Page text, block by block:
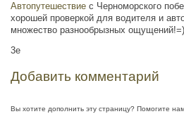
Автопутешествие с Черноморского
хорошей проверкой для водителя и
множество разнообрызных ощущений!=)
3e
Добавить комментарий
Вы хотите дополнить эту страницу? Помогите